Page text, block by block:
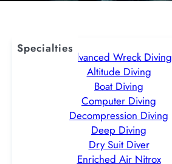
Specialties
Advanced Wreck Diving
Altitude Diving
Boat Diving
Computer Diving
Decompression Diving
Deep Diving
Dry Suit Diver
Enriched Air Nitrox